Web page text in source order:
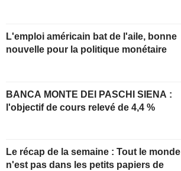
L'emploi américain bat de l'aile, bonne
nouvelle pour la politique monétaire
BANCA MONTE DEI PASCHI SIENA :
l'objectif de cours relevé de 4,4 %
Le récap de la semaine : Tout le monde
n'est pas dans les petits papiers de